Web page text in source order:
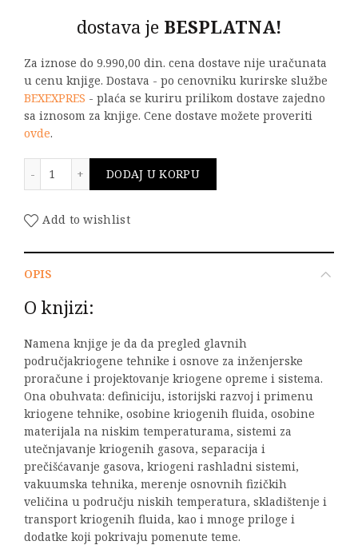
dostava je BESPLATNA!
Za iznose do 9.990,00 din. cena dostave nije uračunata
u cenu knjige. Dostava - po cenovniku kurirske službe
BEXEXPRES - plaća se kuriru prilikom dostave zajedno
sa iznosom za knjige. Cene dostave možete proveriti
ovde.
DODAJ U KORPU
Add to wishlist
OPIS
O knjizi:
Namena knjige je da da pregled glavnih
područjakriogene tehnike i osnove za inženjerske
proračune i projektovanje kriogene opreme i sistema.
Ona obuhvata: definiciju, istorijski razvoj i primenu
kriogene tehnike, osobine kriogenih fluida, osobine
materijala na niskim temperaturama, sistemi za
utečnjavanje kriogenih gasova, separacija i
prečišćavanje gasova, kriogeni rashladni sistemi,
vakuumska tehnika, merenje osnovnih fizičkih
veličina u području niskih temperatura, skladištenje i
transport kriogenih fluida, kao i mnoge priloge i
dodatke koji pokrivaju pomenute teme.